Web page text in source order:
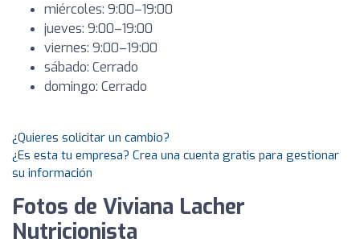
miércoles: 9:00–19:00
jueves: 9:00–19:00
viernes: 9:00–19:00
sábado: Cerrado
domingo: Cerrado
¿Quieres solicitar un cambio?
¿Es esta tu empresa? Crea una cuenta gratis para gestionar
su información
Fotos de Viviana Lacher
Nutricionista